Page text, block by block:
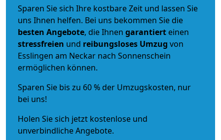
Sparen Sie sich Ihre kostbare Zeit und lassen Sie
uns Ihnen helfen. Bei uns bekommen Sie die
besten Angebote, die Ihnen garantiert einen
stressfreien und reibungsloses Umzug von
Esslingen am Neckar nach Sonnenschein
ermöglichen können.
Sparen Sie bis zu 60 % der Umzugskosten, nur
bei uns!
Holen Sie sich jetzt kostenlose und
unverbindliche Angebote.